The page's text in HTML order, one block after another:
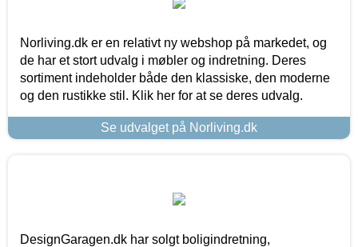
Norliving.dk er en relativt ny webshop på markedet, og
de har et stort udvalg i møbler og indretning. Deres
sortiment indeholder både den klassiske, den moderne
og den rustikke stil. Klik her for at se deres udvalg.
Se udvalget på Norliving.dk
DesignGaragen.dk har solgt boligindretning,